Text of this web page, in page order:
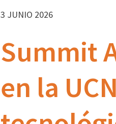
3 JUNIO 2026
Summit
en la